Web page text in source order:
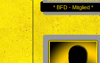
* BFD - Mitglied *